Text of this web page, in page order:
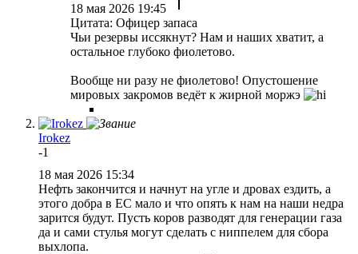
18 мая 2026 19:45
Цитата: Офицер запаса
Чьи резервы иссякнут? Нам и наших хватит, а
остальное глубоко фиолетово.
Вообще ни разу не фиолетово! Опустошение
мировых закромов ведёт к жирной моржэ
Irokez
-1
18 мая 2026 15:34
Нефть закончится и начнут на угле и дровах ездить, а
этого добра в ЕС мало и что опять к нам на наши недра
зарится будут. Пусть коров разводят для генерации газа
да и сами стулья могут сделать с ниппелем для сбора
выхлопа.